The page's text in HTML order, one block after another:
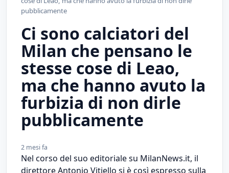
pubblicamente
Ci sono calciatori del
Milan che pensano le
stesse cose di Leao,
ma che hanno avuto la
furbizia di non dirle
pubblicamente
2 mesi fa
Nel corso del suo editoriale su MilanNews.it, il
direttore Antonio Vitiello si è così espresso sulla